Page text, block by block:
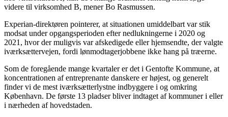
videre til virksomhed B, mener Bo Rasmussen.
Experian-direktøren pointerer, at situationen umiddelbart var stik
modsat under opgangsperioden efter nedlukningerne i 2020 og
2021, hvor der muligvis var afskedigede eller hjemsendte, der valgte
iværksættervejen, fordi lønmodtagerjobbene ikke hang på træerne.
Som de foregående mange kvartaler er det i Gentofte Kommune, at
koncentrationen af entreprenante danskere er højest, og generelt
finder vi de mest iværksætterlystne indbyggere i og omkring
København. De første 13 pladser bliver indtaget af kommuner i eller
i nærheden af hovedstaden.